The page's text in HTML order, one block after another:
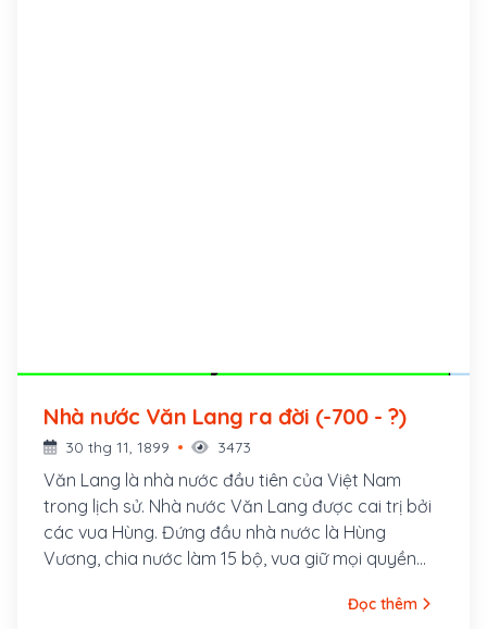
Nhà nước Văn Lang ra đời (-700 - ?)
30 thg 11, 1899 3473
Văn Lang là nhà nước đầu tiên của Việt Nam
trong lịch sử. Nhà nước Văn Lang được cai trị bởi
các vua Hùng. Đứng đầu nhà nước là Hùng
Vương, chia nước làm 15 bộ, vua giữ mọi quyền
võ là Lạc Tướng. Con trai vua là Quan Lang, con
Đọc thêm